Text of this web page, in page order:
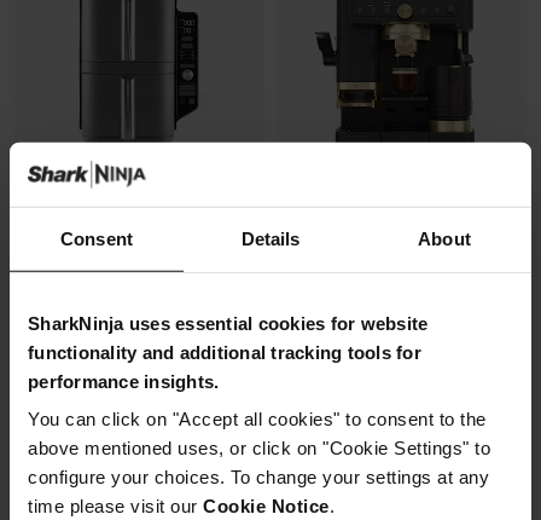
Consent Details About
SharkNinja uses essential cookies for website
functionality and additional tracking tools for
performance insights.
You can click on "Accept all cookies" to consent to the
above mentioned uses, or click on "Cookie Settings" to
configure your choices. To change your settings at any
time please visit our Cookie Notice.
verticale, 9.5L, 6-en-1
Modèle: SL400EU
4.3 (2174)
2 zones de cuisson
superposées
Gain de place, 30% moins
automatique Ninja Luxe Café
Machine à expresso semi-
Recommandation de finesse
de mouture
Broyeur et balance intégrés